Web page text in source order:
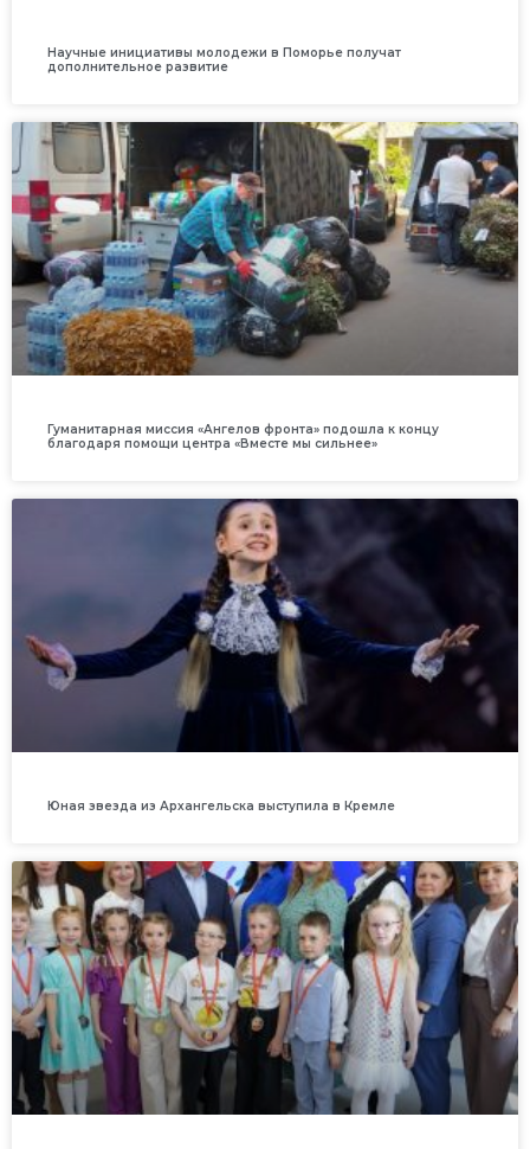
Научные инициативы молодежи в Поморье получат
дополнительное развитие
Гуманитарная миссия «Ангелов фронта» подошла к концу
благодаря помощи центра «Вместе мы сильнее»
Юная звезда из Архангельска выступила в Кремле